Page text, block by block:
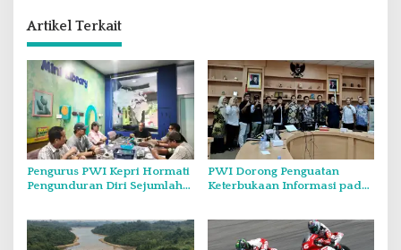
Artikel Terkait
Pengurus PWI Kepri Hormati
Pengunduran Diri Sejumlah
Pusat
PWI Dorong Penguatan
Keterbukaan Informasi pada